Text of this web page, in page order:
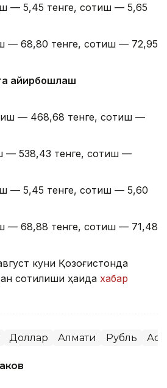
— 5,45 тенге, сотиш — 5,65
— 68,80 тенге, сотиш — 72,95
айирбошлаш
— 468,68 тенге, сотиш —
— 538,43 тенге, сотиш —
— 5,45 тенге, сотиш — 5,60
— 68,88 тенге, сотиш — 71,48
куни Қозоғистонда
сотилиши ҳақида хабар
Доллар Алмати Рубль